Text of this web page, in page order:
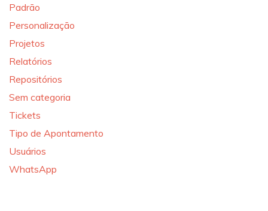
Padrão
Personalização
Projetos
Relatórios
Repositórios
Sem categoria
Tickets
Tipo de Apontamento
Usuários
WhatsApp